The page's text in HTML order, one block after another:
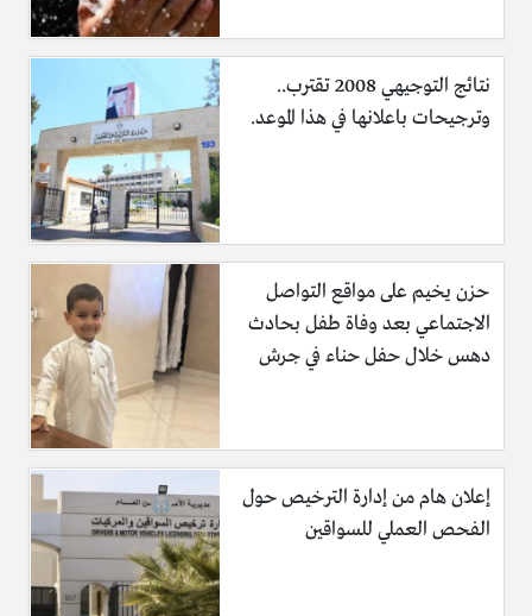
نتائج التوجيهي 2008 تقترب..
وترجيحات باعلانها في هذا الموعد.
حزن يخيم على مواقع التواصل
الاجتماعي بعد وفاة طفل بحادث
دهس خلال حفل حناء في جرش
إعلان هام من إدارة الترخيص حول
الفحص العملي للسواقين